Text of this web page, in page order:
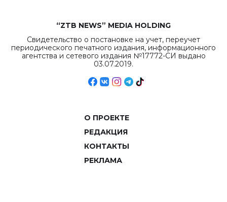
“ZTB NEWS” MEDIA HOLDING
Свидетельство о постановке на учет, переучет
периодического печатного издания, информационного
агентства и сетевого издания №17772-СИ выдано
03.07.2019.
О ПРОЕКТЕ
РЕДАКЦИЯ
КОНТАКТЫ
РЕКЛАМА